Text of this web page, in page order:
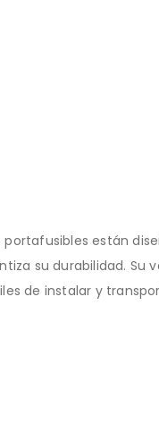
están
su durabilidad. Su
de instalar y